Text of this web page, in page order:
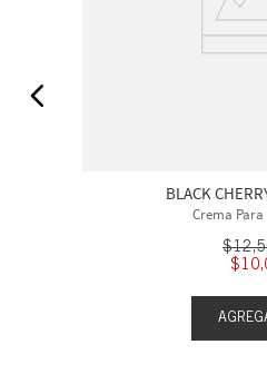
BLACK
Crema Para
$12,
$10,